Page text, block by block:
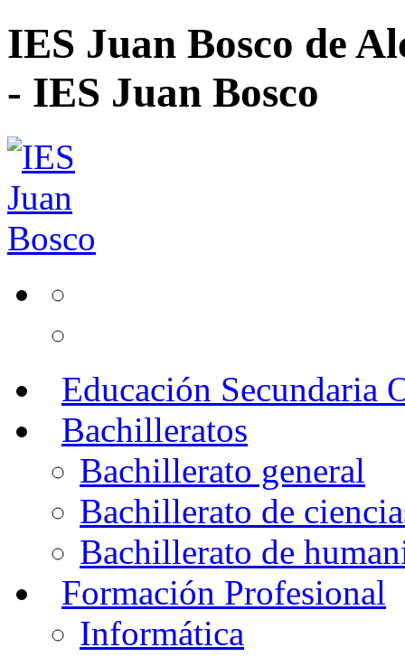
IES Juan Bosco de
- IES Juan Bosco
Educación Secundaria
Bachilleratos
Bachillerato general
Bachillerato de
Bachillerato de
Formación Profesional
Informática